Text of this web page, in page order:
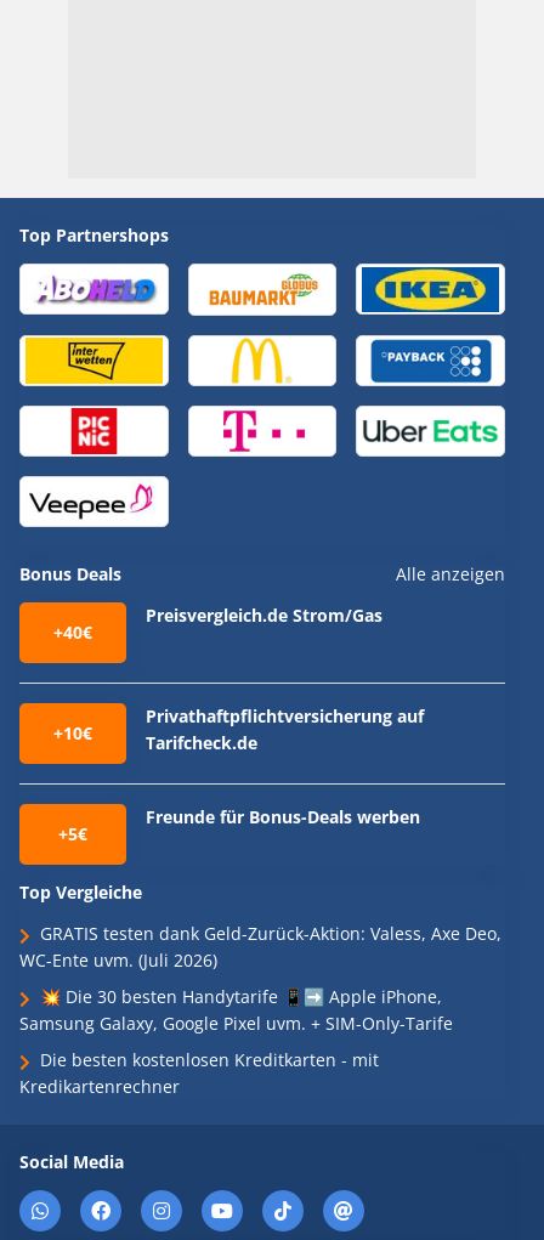
Top Partnershops
Bonus Deals Alle anzeigen
+40€
Preisvergleich.de Strom/Gas
+10€
Privathaftpflichtversicherung auf
Tarifcheck.de
+5€
Freunde für Bonus-Deals werben
Top Vergleiche
GRATIS testen dank Geld-Zurück-Aktion: Valess, Axe Deo,
WC-Ente uvm. (Juli 2026)
💥 Die 30 besten Handytarife 📱➡️ Apple iPhone,
Samsung Galaxy, Google Pixel uvm. + SIM-Only-Tarife
Die besten kostenlosen Kreditkarten - mit
Kredikartenrechner
Social Media